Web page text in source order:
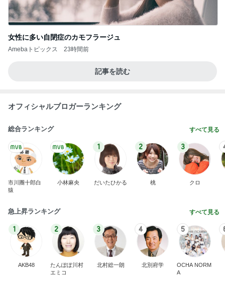
女性に多い自閉症のカモフラージュ
Amebaトピックス 23時間前
記事を読む
オフィシャルブロガーランキング
総合ランキング すべて見る
市川團十郎白
猿
小林麻央
1
だいたひかる
2
桃
3
クロ
急上昇ランキング すべて見る
1
AKB48
2
たんぽぽ川村
エミコ
3
北村総一朗
4
北別府学
5
OCHA NORM
A